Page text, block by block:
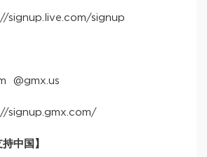
signup.live.com/signup
@gmx.us
signup.gmx.com/
中国】